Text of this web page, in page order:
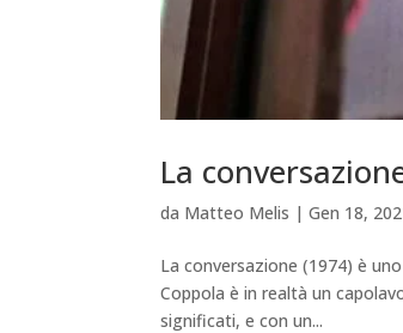
La
da Matteo Melis |Gen 18,
La conversazione (1974) è
Coppola è in realtà un
significati, e con un...